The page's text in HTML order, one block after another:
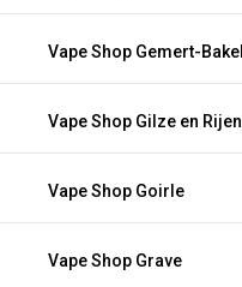
Vape Shop Gemert-Bakel
Vape Shop Gilze en Rijen
Vape Shop Goirle
Vape Shop Grave